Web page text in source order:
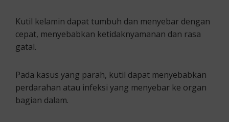
Kutil kelamin dapat tumbuh dan menyebar dengan
cepat, menyebabkan ketidaknyamanan dan rasa
gatal.
Pada kasus yang parah, kutil dapat menyebabkan
perdarahan atau infeksi yang menyebar ke organ
bagian dalam.